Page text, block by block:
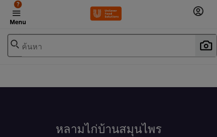
Menu
?
ค้นหา
หลามไก่บ้านสมุนไพร